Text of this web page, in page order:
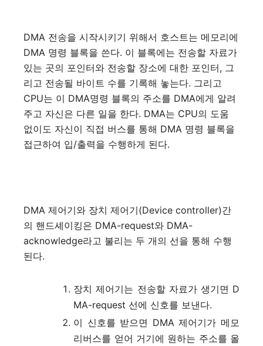
DMA 전송을 시작시키기 위해서 호스트는 메모리에
DMA 명령 블록을 쓴다. 이 블록에는 전송할 자료가
있는 곳의 포인터와 전송할 장소에 대한 포인터, 그
리고 전송될 바이트 수를 기록해 놓는다. 그리고
CPU는 이 DMA명령 블록의 주소를 DMA에게 알려
주고 자신은 다른 일을 한다. DMA는 CPU의 도움
없이도 자신이 직접 버스를 통해 DMA 명령 블록을
접근하여 입/출력을 수행하게 된다.
DMA 제어기와 장치 제어기(Device controller)간
의 핸드셰이킹은 DMA-request와 DMA-
acknowledge라고 불리는 두 개의 선을 통해 수행
된다.
장치 제어기는 전송할 자료가 생기면 D
MA-request 선에 신호를 보낸다.
이 신호를 받으면 DMA 제어기가 메모
리버스를 얻어 거기에 원하는 주소를 올